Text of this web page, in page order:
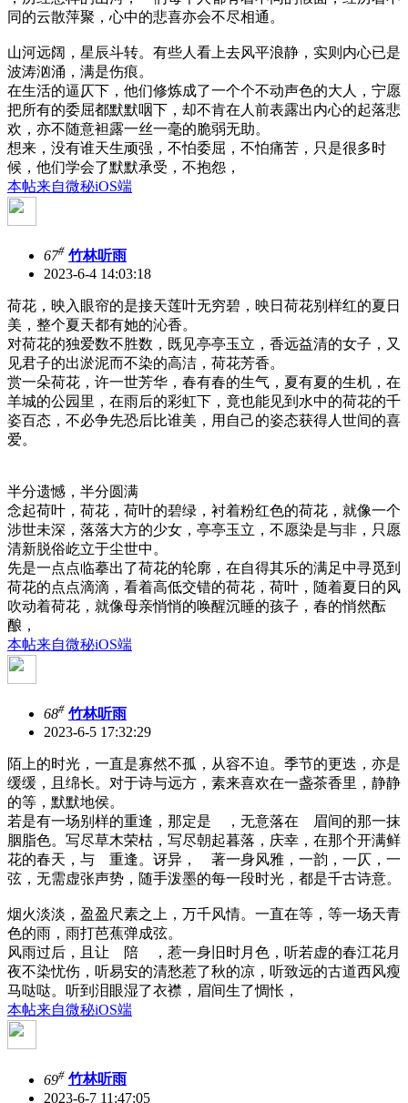
同的云散萍聚，心中的悲喜亦会不尽相通。
山河远阔，星辰斗转。有些人看上去风平浪静，实则内心已是
波涛汹涌，满是伤痕。
在生活的逼仄下，他们修炼成了一个个不动声色的大人，宁愿
把所有的委屈都默默咽下，却不肯在人前表露出内心的起落悲
欢，亦不随意袒露一丝一毫的脆弱无助。
想来，没有谁天生顽强，不怕委屈，不怕痛苦，只是很多时
候，他们学会了默默承受，不抱怨，
本帖来自微秘iOS端
67# 竹林听雨
2023-6-4 14:03:18
荷花，映入眼帘的是接天莲叶无穷碧，映日荷花别样红的夏日
美，整个夏天都有她的沁香。
对荷花的独爱数不胜数，既见亭亭玉立，香远益清的女子，又
见君子的出淤泥而不染的高洁，荷花芳香。
赏一朵荷花，许一世芳华，春有春的生气，夏有夏的生机，在
羊城的公园里，在雨后的彩虹下，竟也能见到水中的荷花的千
姿百态，不必争先恐后比谁美，用自己的姿态获得人世间的喜
爱。
半分遗憾，半分圆满
念起荷叶，荷花，荷叶的碧绿，衬着粉红色的荷花，就像一个
涉世未深，落落大方的少女，亭亭玉立，不愿染是与非，只愿
清新脱俗屹立于尘世中。
先是一点点临摹出了荷花的轮廓，在自得其乐的满足中寻觅到
荷花的点点滴滴，看着高低交错的荷花，荷叶，随着夏日的风
吹动着荷花，就像母亲悄悄的唤醒沉睡的孩子，春的悄然酝
酿，
本帖来自微秘iOS端
68# 竹林听雨
2023-6-5 17:32:29
陌上的时光，一直是寡然不孤，从容不迫。季节的更迭，亦是
缓缓，且绵长。对于诗与远方，素来喜欢在一盏茶香里，静静
的等，默默地侯。
若是有一场别样的重逢，那定是 ，无意落在 眉间的那一抹
胭脂色。写尽草木荣枯，写尽朝起暮落，庆幸，在那个开满鲜
花的春天，与 重逢。讶异， 著一身风雅，一韵，一仄，一
弦，无需虚张声势，随手泼墨的每一段时光，都是千古诗意。
烟火淡淡，盈盈尺素之上，万千风情。一直在等，等一场天青
色的雨，雨打芭蕉弹成弦。
风雨过后，且让 陪 ，惹一身旧时月色，听若虚的春江花月
夜不染忧伤，听易安的清愁惹了秋的凉，听致远的古道西风瘦
马哒哒。听到泪眼湿了衣襟，眉间生了惆怅，
本帖来自微秘iOS端
69# 竹林听雨
2023-6-7 11:47:05